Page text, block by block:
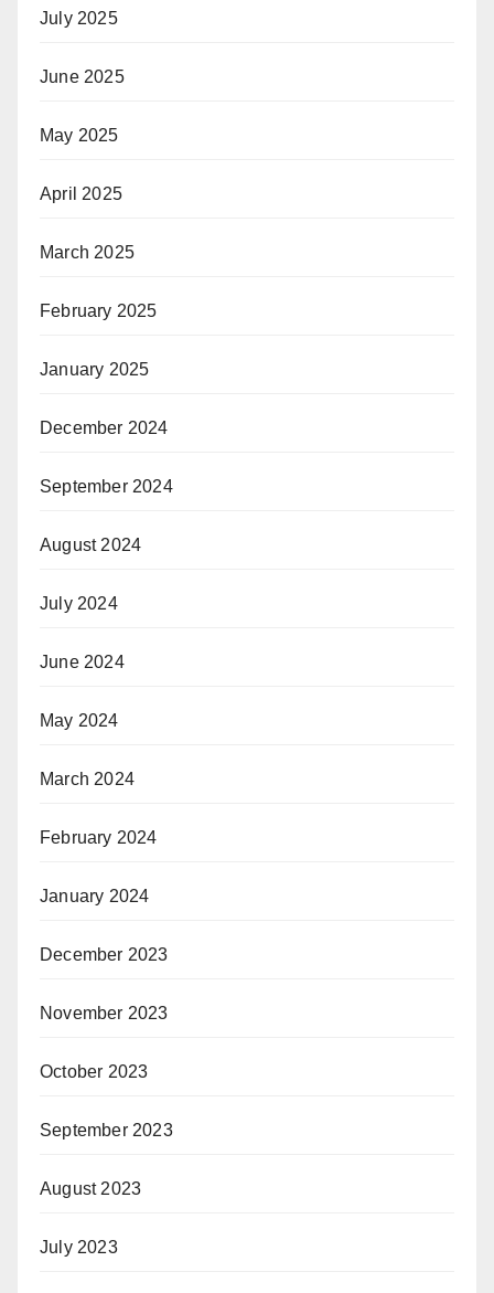
July 2025
June 2025
May 2025
April 2025
March 2025
February 2025
January 2025
December 2024
September 2024
August 2024
July 2024
June 2024
May 2024
March 2024
February 2024
January 2024
December 2023
November 2023
October 2023
September 2023
August 2023
July 2023